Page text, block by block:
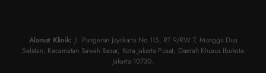
Alamat Klinik: Jl. Pangeran Jayakarta No.115, RT.9/RW.7, Mangga Dua
Selatan, Kecamatan Sawah Besar, Kota Jakarta Pusat, Daerah Khusus Ibukota
Jakarta 10730.